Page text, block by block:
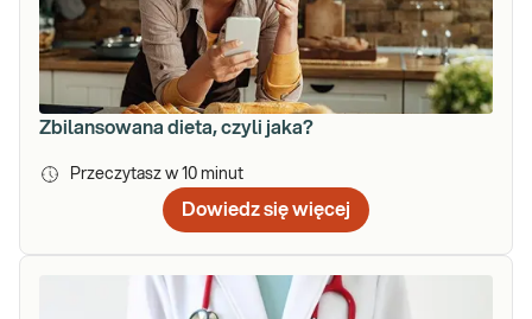
Zbilansowana dieta, czyli jaka?
Przeczytasz w 10 minut
Dowiedz się więcej